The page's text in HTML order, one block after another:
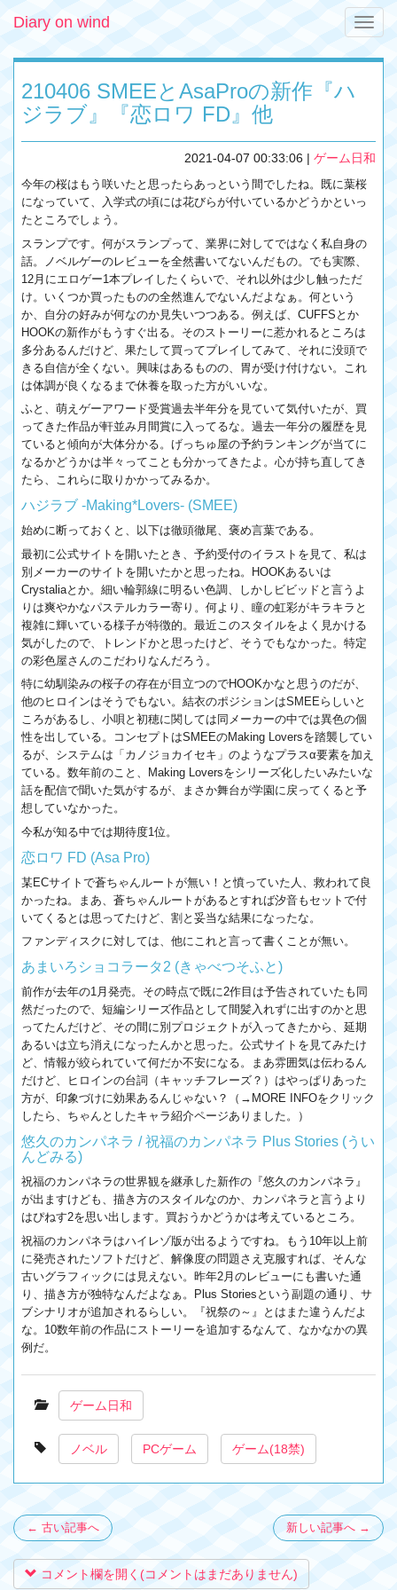
Toggle
Diary on wind
210406 SMEEとAsaProの新作『ハ
ジラブ』『恋ロワ FD』他
2021-04-07 00:33:06 | ゲーム日和
今年の桜はもう咲いたと思ったらあっという間でしたね。既に葉桜
になっていて、入学式の頃には花びらが付いているかどうかといっ
たところでしょう。
スランプです。何がスランプって、業界に対してではなく私自身の
話。ノベルゲーのレビューを全然書いてないんだもの。でも実際、
12月にエロゲー1本プレイしたくらいで、それ以外は少し触っただ
け。いくつか買ったものの全然進んでないんだよなぁ。何という
か、自分の好みが何なのか見失いつつある。例えば、CUFFSとか
HOOKの新作がもうすぐ出る。そのストーリーに惹かれるところは
多分あるんだけど、果たして買ってプレイしてみて、それに没頭で
きる自信が全くない。興味はあるものの、胃が受け付けない。これ
は体調が良くなるまで休養を取った方がいいな。
ふと、萌えゲーアワード受賞過去半年分を見ていて気付いたが、買
ってきた作品が軒並み月間賞に入ってるな。過去一年分の履歴を見
ていると傾向が大体分かる。げっちゅ屋の予約ランキングが当てに
なるかどうかは半々ってことも分かってきたよ。心が持ち直してき
たら、これらに取りかかってみるか。
ハジラブ -Making*Lovers- (SMEE)
始めに断っておくと、以下は徹頭徹尾、褒め言葉である。
最初に公式サイトを開いたとき、予約受付のイラストを見て、私は
別メーカーのサイトを開いたかと思ったね。HOOKあるいは
Crystaliaとか。細い輪郭線に明るい色調、しかしビビッドと言うよ
りは爽やかなパステルカラー寄り。何より、瞳の虹彩がキラキラと
複雑に輝いている様子が特徴的。最近このスタイルをよく見かける
気がしたので、トレンドかと思ったけど、そうでもなかった。特定
の彩色屋さんのこだわりなんだろう。
特に幼馴染みの桜子の存在が目立つのでHOOKかなと思うのだが、
他のヒロインはそうでもない。結衣のポジションはSMEEらしいと
ころがあるし、小唄と初穂に関しては同メーカーの中では異色の個
性を出している。コンセプトはSMEEのMaking Loversを踏襲してい
るが、システムは「カノジョカイセキ」のようなプラスα要素を加え
ている。数年前のこと、Making Loversをシリーズ化したいみたいな
話を配信で聞いた気がするが、まさか舞台が学園に戻ってくると予
想していなかった。
今私が知る中では期待度1位。
恋ロワ FD (Asa Pro)
某ECサイトで蒼ちゃんルートが無い！と憤っていた人、救われて良
かったね。まあ、蒼ちゃんルートがあるとすれば汐音もセットで付
いてくるとは思ってたけど、割と妥当な結果になったな。
ファンディスクに対しては、他にこれと言って書くことが無い。
あまいろショコラータ2 (きゃべつそふと)
前作が去年の1月発売。その時点で既に2作目は予告されていたも同
然だったので、短編シリーズ作品として間髪入れずに出すのかと思
ってたんだけど、その間に別プロジェクトが入ってきたから、延期
あるいは立ち消えになったんかと思った。公式サイトを見てみたけ
ど、情報が絞られていて何だか不安になる。まあ雰囲気は伝わるん
だけど、ヒロインの台詞（キャッチフレーズ？）はやっぱりあった
方が、印象づけに効果あるんじゃない？（→MORE INFOをクリック
したら、ちゃんとしたキャラ紹介ページありました。）
悠久のカンパネラ / 祝福のカンパネラ Plus Stories (うい
んどみる)
祝福のカンパネラの世界観を継承した新作の『悠久のカンパネラ』
が出ますけども、描き方のスタイルなのか、カンパネラと言うより
はぴねす2を思い出します。買おうかどうかは考えているところ。
祝福のカンパネラはハイレゾ版が出るようですね。もう10年以上前
に発売されたソフトだけど、解像度の問題さえ克服すれば、そんな
古いグラフィックには見えない。昨年2月のレビューにも書いた通
り、描き方が独特なんだよなぁ。Plus Storiesという副題の通り、サ
ブシナリオが追加されるらしい。『祝祭の～』とはまた違うんだよ
な。10数年前の作品にストーリーを追加するなんて、なかなかの異
例だ。
ゲーム日和
ノベル PCゲーム ゲーム(18禁)
← 古い記事へ 新しい記事へ →
コメント欄を開く(コメントはまだありません)